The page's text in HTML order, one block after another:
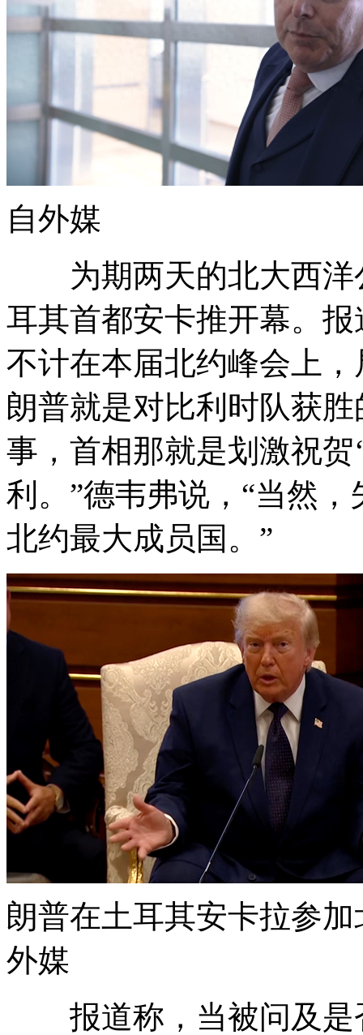
自外媒
为期两天的北大西洋
耳其首都安卡推开幕。
不计在本届北约峰会上
朗普就是对比利时队获
事，首相那就是划激祝贺
利。”德韦弗说，“当然
北约最大成员国。”
朗普在土耳其安卡拉参
外媒
报道称，当被问及是